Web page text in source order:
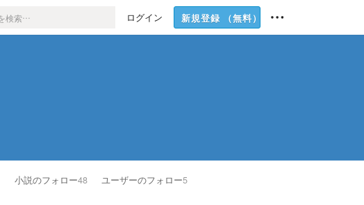
ログイン 新規登録 （無料）
小説のフォロー48 ユーザーのフォロー5